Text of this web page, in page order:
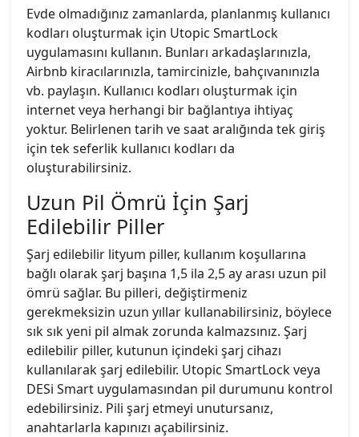
Evde olmadığınız zamanlarda, planlanmış kullanıcı
kodları oluşturmak için Utopic SmartLock
uygulamasını kullanın. Bunları arkadaşlarınızla,
Airbnb kiracılarınızla, tamircinizle, bahçıvanınızla
vb. paylaşın. Kullanıcı kodları oluşturmak için
internet veya herhangi bir bağlantıya ihtiyaç
yoktur. Belirlenen tarih ve saat aralığında tek giriş
için tek seferlik kullanıcı kodları da
oluşturabilirsiniz.
Uzun Pil Ömrü İçin Şarj
Edilebilir Piller
Şarj edilebilir lityum piller, kullanım koşullarına
bağlı olarak şarj başına 1,5 ila 2,5 ay arası uzun pil
ömrü sağlar. Bu pilleri, değiştirmeniz
gerekmeksizin uzun yıllar kullanabilirsiniz, böylece
sık sık yeni pil almak zorunda kalmazsınız. Şarj
edilebilir piller, kutunun içindeki şarj cihazı
kullanılarak şarj edilebilir. Utopic SmartLock veya
DESi Smart uygulamasından pil durumunu kontrol
edebilirsiniz. Pili şarj etmeyi unutursanız,
anahtarlarla kapınızı açabilirsiniz.